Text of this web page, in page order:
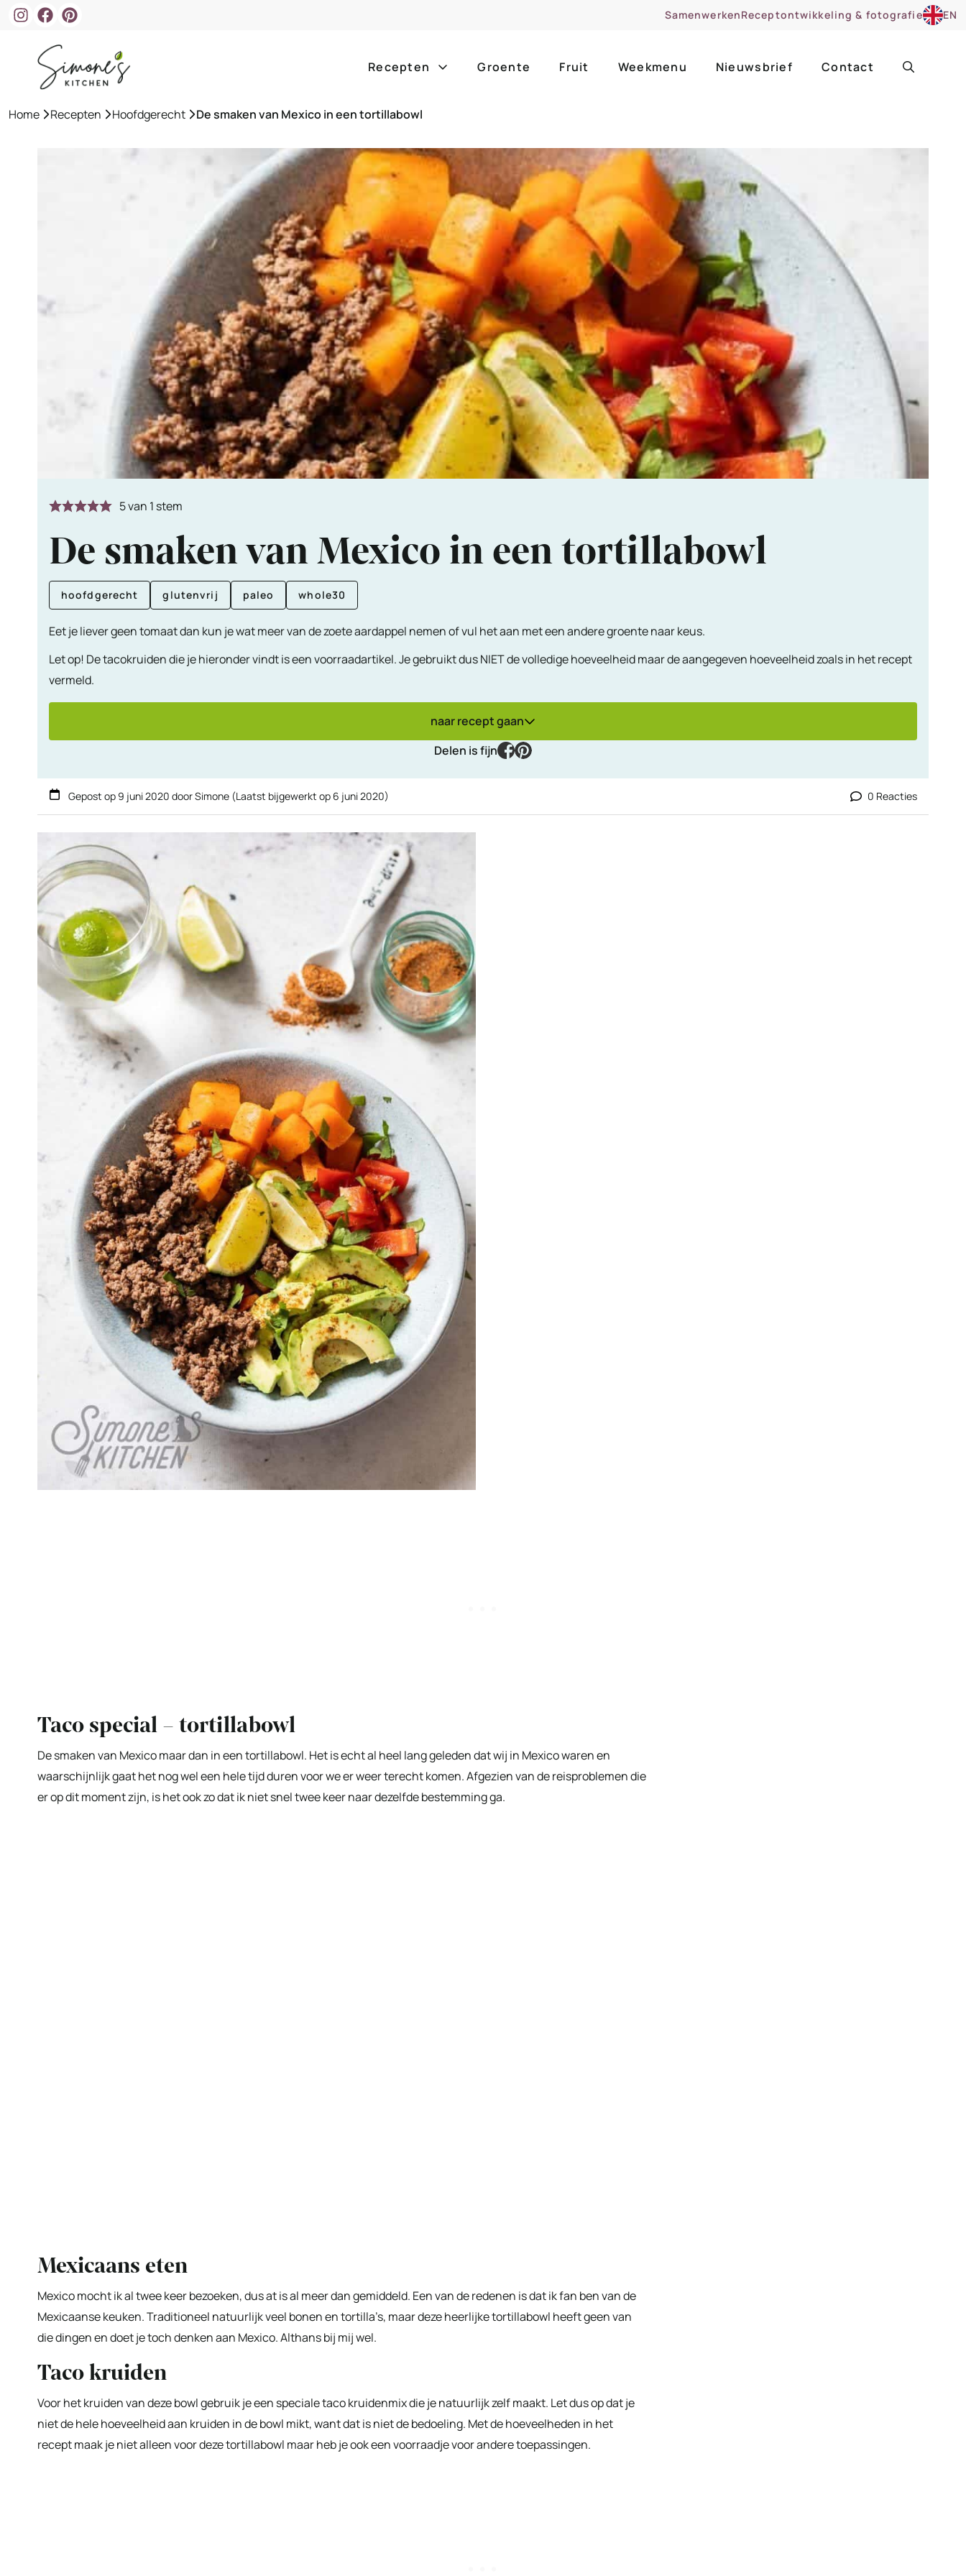
SamenwerkenReceptontwikkeling & fotografie EN
Recepten
ontbijt bijgerechten
hoofdgerechten
borrelhapjes desserts
voorgerechten drankjes
alle groentes
alle fruitsoorten
zomer zoet
barbecue
eenpansgerecht
slow cooker
Groente Fruit Weekmenu Nieuwsbrief Contact
Home »Recepten »Hoofdgerecht »De smaken van Mexico in een tortillabowl
5van 1 stem
De smaken van Mexico in een tortillabowl
hoofdgerecht glutenvrij paleo whole30
Eet je liever geen tomaat dan kun je wat meer van de zoete aardappel nemen of vul het aan met een andere groente naar keus.
Let op! De tacokruiden die je hieronder vindt is een voorraadartikel. Je gebruikt dus NIET de volledige hoeveelheid maar de aangegeven hoeveelheid zoals in het recept
vermeld.
naar recept gaan
Delen is fijn
facebook
pinterest
Gepost op 9 juni 2020 doorSimone (Laatst bijgewerkt op 6 juni 2020) 0 Reacties
Taco special – tortillabowl
De smaken van Mexico maar dan in een tortillabowl. Het is echt al heel lang geleden dat wij in Mexico waren en
waarschijnlijk gaat het nog wel een hele tijd duren voor we er weer terecht komen. Afgezien van de reisproblemen die
er op dit moment zijn, is het ook zo dat ik niet snel twee keer naar dezelfde bestemming ga.
Mexicaans eten
Mexico mocht ik al twee keer bezoeken, dus at is al meer dan gemiddeld. Een van de redenen is dat ik fan ben van de
Mexicaanse keuken. Traditioneel natuurlijk veel bonen en tortilla’s, maar deze heerlijke tortillabowl heeft geen van
die dingen en doet je toch denken aan Mexico. Althans bij mij wel.
Taco kruiden
Voor het kruiden van deze bowl gebruik je een speciale taco kruidenmix die je natuurlijk zelf maakt. Let dus op dat je
niet de hele hoeveelheid aan kruiden in de bowl mikt, want dat is niet de bedoeling. Met de hoeveelheden in het
recept maak je niet alleen voor deze tortillabowl maar heb je ook een voorraadje voor andere toepassingen.